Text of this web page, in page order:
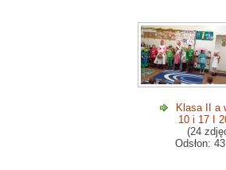
Klasa II a
10 i 17 I
(24
Odsłon: